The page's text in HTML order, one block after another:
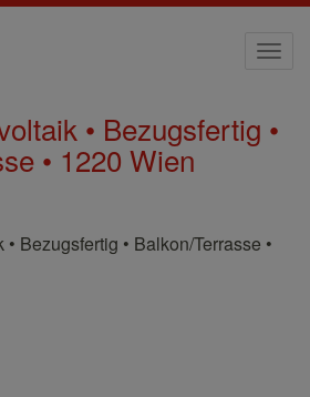
• Bezugsfertig •
• 1220 Wien